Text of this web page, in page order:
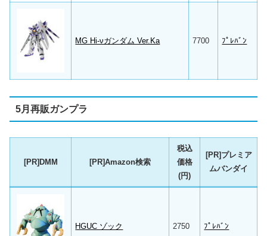
MG Hi-νガンダム Ver.Ka 7700 ﾌﾟﾚﾊﾞﾝ
5月再販ガンプラ
[PR]DMM [PR]Amazon検索
税込
価格
(円)
[PR]プレミア
ムバンダイ
HGUC ゾック 2750 ﾌﾟﾚﾊﾞﾝ